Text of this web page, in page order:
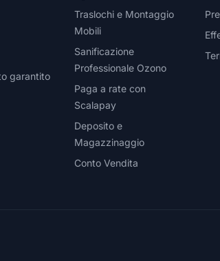
garantito
Traslochi e Montaggio
Mobili
Sanificazione
Professionale Ozono
Paga a rate con
Scalapay
Deposito e
Magazzinaggio
Conto Vendita